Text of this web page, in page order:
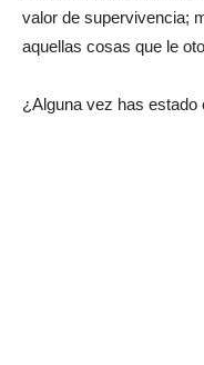
valor de supervivencia;
aquellas cosas que le
¿Alguna vez has